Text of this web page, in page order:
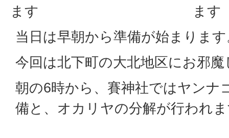
ます
ます
当日は早朝から準備が始まりま
今回は北下町の大北地区にお邪
朝の6時から、賽神社ではヤンナ
備と、オカリヤの分解が行われ